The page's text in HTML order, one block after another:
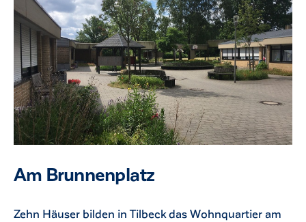
Am Brunnenplatz
Zehn Häuser bilden in Tilbeck das Wohnquartier am